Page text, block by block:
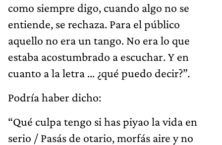
como siempre digo, cuando algo no se
entiende, se rechaza. Para el público
aquello no era un tango. No era lo que
estaba acostumbrado a escuchar. Y en
cuanto a la letra ... ¿qué puedo decir?”.
Podría haber dicho:
“Qué culpa tengo si has piyao la vida en
serio / Pasás de otario, morfás aire y no